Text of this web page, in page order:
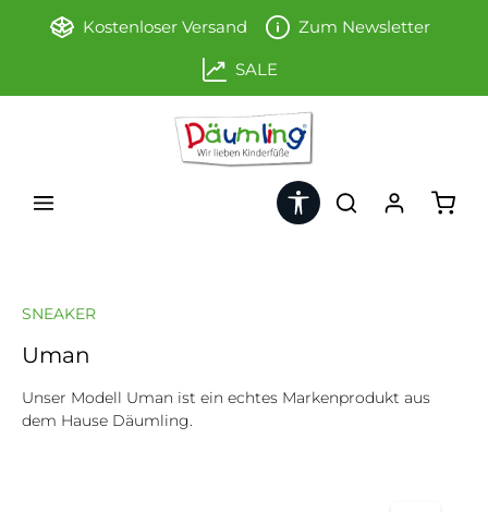
Zum Hauptinhalt springen
Kostenloser Versand Zum Newsletter
SALE
Werkzeugleiste anzeigen
SNEAKER
Uman
Unser Modell Uman ist ein echtes Markenprodukt aus
dem Hause Däumling.